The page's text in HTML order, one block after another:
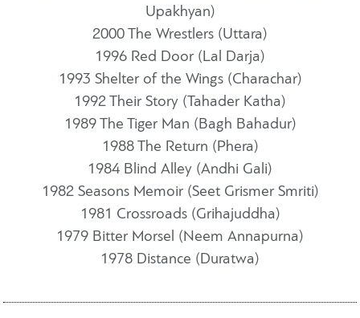
Upakhyan)
2000 The Wrestlers (Uttara)
1996 Red Door (Lal Darja)
1993 Shelter of the Wings (Charachar)
1992 Their Story (Tahader Katha)
1989 The Tiger Man (Bagh Bahadur)
1988 The Return (Phera)
1984 Blind Alley (Andhi Gali)
1982 Seasons Memoir (Seet Grismer Smriti)
1981 Crossroads (Grihajuddha)
1979 Bitter Morsel (Neem Annapurna)
1978 Distance (Duratwa)